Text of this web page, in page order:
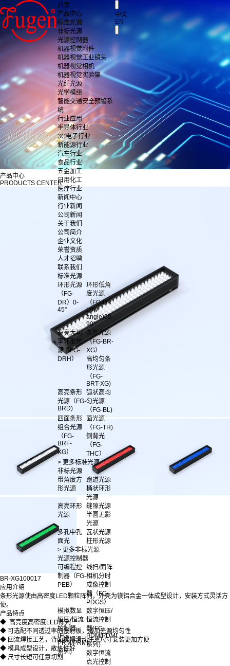
首页
产品中心
标准光源
非标光源
光源控制器
机器视觉附件
机器视觉工业镜头
机器视觉相机
机器视觉实验架
光纤光源
光学模组
智能交通安全预警系
统
行业应用
半导体行业
3C电子行业
新能源行业
汽车行业
食品行业
五金加工
日用化工
医疗行业
新闻中心
行业新闻
公司新闻
关于我们
公司简介
企业文化
荣誉资质
人才招聘
联系我们
标准光源
环形光源
（FG-
DR）0-
45°
环形低角
度光源
（FG-DR
Low
angle)60-
90°
高亮大功
率环形光
源（FG-
DRH）
条形光源
（FG-BR-
XG）
高均匀条
形光源
（FG-
BRT-XG)
高亮条形
光源（FG-
BRD)
弧状高均
匀光源
（FG-BL)
四面条形
组合光源
（FG-
BRF-
XG）
面光源
（FG-TH)
侧背光
（FG-
THC）
> 更多标准光源
非标光源
带角度方
形光源
跑道光源
桶状环形
光源
高亮环形
光源
缝隙光源
半圆无影
光源
多孔中孔
面光
瓦状光源
柱形光源
> 更多非标光源
光源控制器
可编程控
制器（FG-
PEB）
线扫/面阵
相机分时
成像控制
器（FG-
PDGS）
模拟数显
恒压/恒流
控制器
(FG-
PRM/PRMI
系列)
数字恒压/
恒流控制
器(FG-
PDM/PDMI
系列)
数字恒流
点光控制
中文
EN
产品中心
PRODUCTS CENTER
BR-XG100017
应用介绍
条形光源使由高密度LED颗粒阵列，外壳为镁铝合金一体成型设计，安装方式灵活方
便。
产品特点
◆ 高亮度高密度LED陈列
◆ 可选配不同透过率的漫射板，增加光源均匀性
◆ 回流焊接工艺，背面螺帽滑动任意尺寸安装更加方便
◆ 模具成型设计，散热性好
◆ 尺寸长短可任意切割